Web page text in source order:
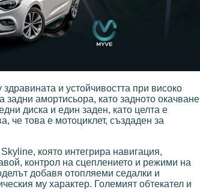
и устойчивостта при високо
амортисьора, като задното окачване
диска и един заден, като целта е
че това е мотоциклет, създаден за
която интегрира навигация,
контрол на сцеплението и режими на
добавя отопляеми седалки и
му характер. Големият обтекател и